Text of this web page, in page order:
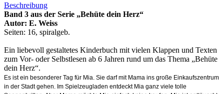
Beschreibung
Band 3 aus der Serie „Behüte dein Herz“
Autor: E. Weiss
Seiten: 16, spiralgeb.
Ein liebevoll gestaltetes Kinderbuch mit vielen Klappen und Texten
zum Vor- oder Selbstlesen ab 6 Jahren rund um das Thema „Behüte
dein Herz“.
Es ist ein besonderer Tag für Mia. Sie darf mit Mama ins große Einkaufszentrum
in der Stadt gehen. Im Spielzeugladen entdeckt Mia ganz viele tolle